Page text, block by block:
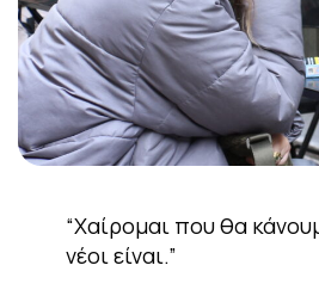
“Χαίρομαι που θα
νέοι είναι.”